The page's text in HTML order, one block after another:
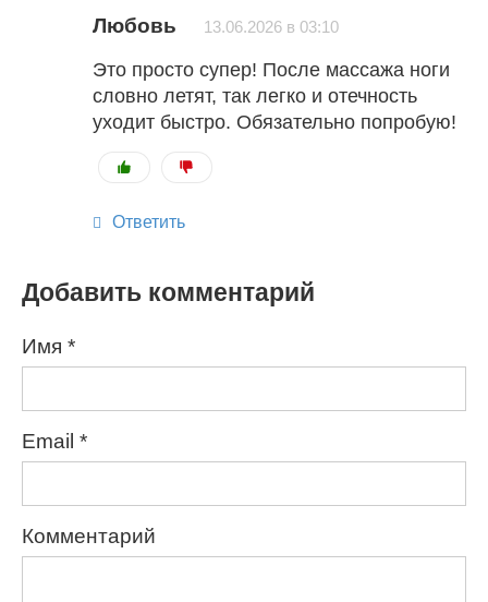
Любовь 13.06.2026 в 03:10
Это просто супер! После массажа ноги
словно летят, так легко и отечность
уходит быстро. Обязательно попробую!
Ответить
Добавить комментарий
Имя *
Email *
Комментарий